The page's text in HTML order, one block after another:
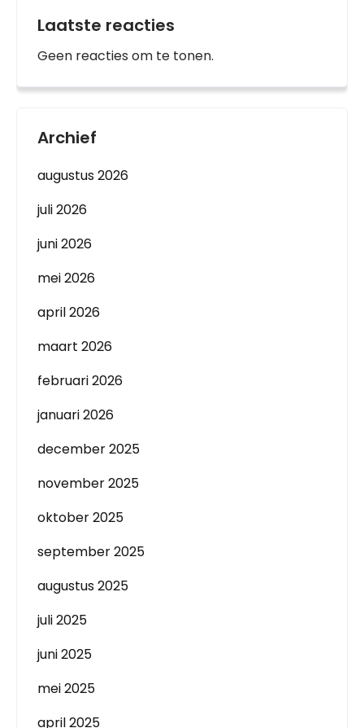
Laatste reacties
Geen reacties om te tonen.
Archief
augustus 2026
juli 2026
juni 2026
mei 2026
april 2026
maart 2026
februari 2026
januari 2026
december 2025
november 2025
oktober 2025
september 2025
augustus 2025
juli 2025
juni 2025
mei 2025
april 2025